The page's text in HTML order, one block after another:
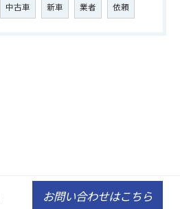
中古車 新車 業者 依頼
お問い合わせはこちら